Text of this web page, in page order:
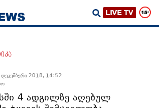
2018, 14:52
4 ადგილზე აღებულ